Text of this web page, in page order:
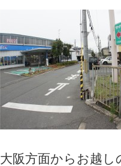
大阪方面からお越し